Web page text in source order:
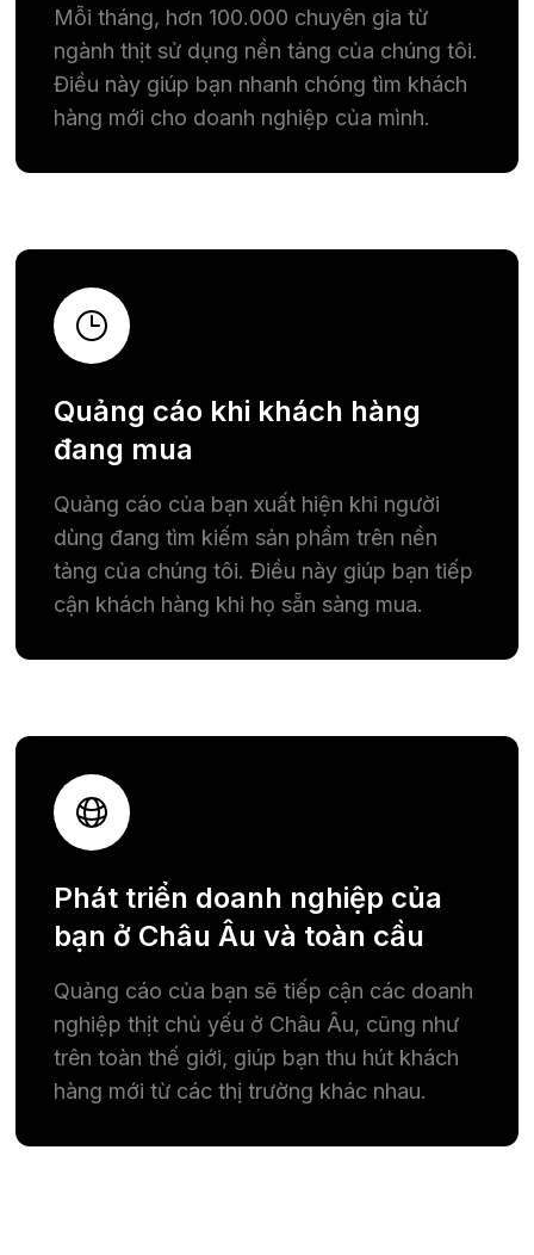
Mỗi tháng, hơn 100.000 chuyên gia từ
ngành thịt sử dụng nền tảng của chúng tôi.
Điều này giúp bạn nhanh chóng tìm khách
hàng mới cho doanh nghiệp của mình.
Quảng cáo khi khách hàng
đang mua
Quảng cáo của bạn xuất hiện khi người
dùng đang tìm kiếm sản phẩm trên nền
tảng của chúng tôi. Điều này giúp bạn tiếp
cận khách hàng khi họ sẵn sàng mua.
Phát triển doanh nghiệp của
bạn ở Châu Âu và toàn cầu
Quảng cáo của bạn sẽ tiếp cận các doanh
nghiệp thịt chủ yếu ở Châu Âu, cũng như
trên toàn thế giới, giúp bạn thu hút khách
hàng mới từ các thị trường khác nhau.